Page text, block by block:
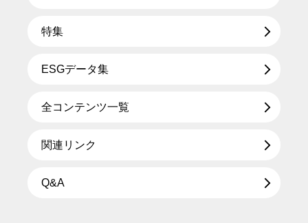
特集
ESGデータ集
全コンテンツ一覧
関連リンク
Q&A